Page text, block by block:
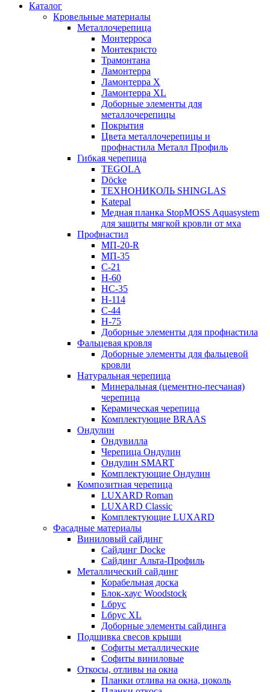
Каталог
Кровельные материалы
Металлочерепица
Монтерроса
Монтекристо
Трамонтана
Ламонтерра
Ламонтерра X
Ламонтерра XL
Доборные элементы для
металлочерепицы
Покрытия
Цвета металлочерепицы и
профнастила Металл Профиль
Гибкая черепица
TEGOLA
Döcke
ТЕХНОНИКОЛЬ SHINGLAS
Katepal
Медная планка StopMOSS Aquasystem
для защиты мягкой кровли от мха
Профнастил
МП-20-R
МП-35
С-21
Н-60
НС-35
Н-114
С-44
Н-75
Доборные элементы для профнастила
Фальцевая кровля
Доборные элементы для фальцевой
кровли
Натуральная черепица
Минеральная (цементно-песчаная)
черепица
Керамическая черепица
Комплектующие BRAAS
Ондулин
Ондувилла
Черепица Ондулин
Ондулин SMART
Комплектующие Ондулин
Композитная черепица
LUXARD Roman
LUXARD Classic
Комплектующие LUXARD
Фасадные материалы
Виниловый сайдинг
Сайдинг Docke
Сайдинг Альта-Профиль
Металлический сайдинг
Корабельная доска
Блок-хаус Woodstock
Lбрус
Lбрус XL
Доборные элементы сайдинга
Подшивка свесов крыши
Софиты металлические
Софиты виниловые
Откосы, отливы на окна
Планки отлива на окна, цоколь